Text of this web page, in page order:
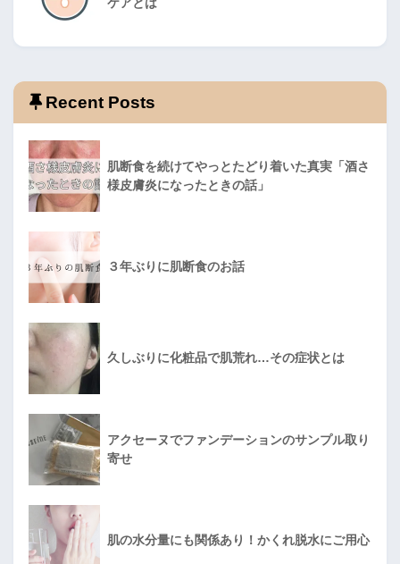
Recent Posts
肌断食を続けてやっとたどり着いた真実「酒さ
様皮膚炎になったときの話」
３年ぶりに肌断食のお話
久しぶりに化粧品で肌荒れ…その症状とは
アクセーヌでファンデーションのサンプル取り
寄せ
肌の水分量にも関係あり！かくれ脱水にご用心